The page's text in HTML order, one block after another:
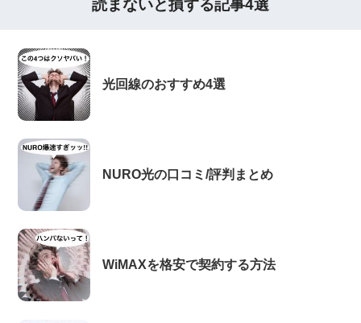
読まないと損する記事4選
光回線のおすすめ4選
NURO光の口コミ/評判まとめ
WiMAXを格安で契約する方法